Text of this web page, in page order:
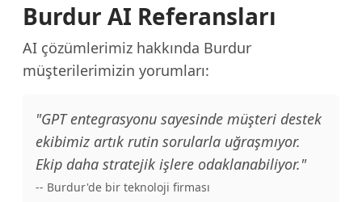
Burdur AI Referansları
AI çözümlerimiz hakkında Burdur
müşterilerimizin yorumları:
"GPT entegrasyonu sayesinde müşteri destek
ekibimiz artık rutin sorularla uğraşmıyor.
Ekip daha stratejik işlere odaklanabiliyor."
-- Burdur'de bir teknoloji firması